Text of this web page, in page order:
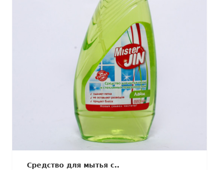
Средство для мытья с..